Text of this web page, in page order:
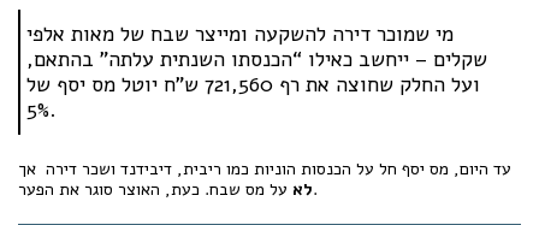
מי שמוכר דירה להשקעה ומייצר שבח של מאות אלפי
שקלים – ייחשב כאילו “הכנסתו השנתית עלתה” בהתאם,
ועל החלק שחוצה את רף 721,560 ש"ח יוטל מס יסף של
5%.
עד היום, מס יסף חל על הכנסות הוניות כמו ריבית, דיבידנד ושכר דירה אך
לאעל מס שבח. כעת, האוצר סוגר את הפער.